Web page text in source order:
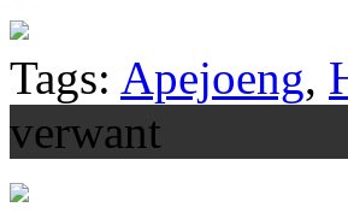
Tags: Apejoeng,
verwant